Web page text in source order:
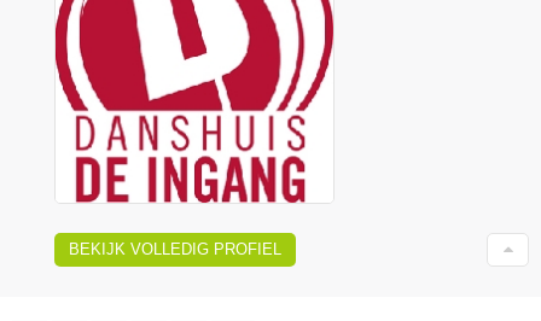
BEKIJK VOLLEDIG PROFIEL